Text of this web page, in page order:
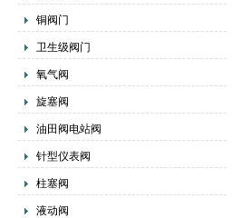
铜阀门
卫生级阀门
氧气阀
旋塞阀
油田阀电站阀
针型仪表阀
柱塞阀
液动阀